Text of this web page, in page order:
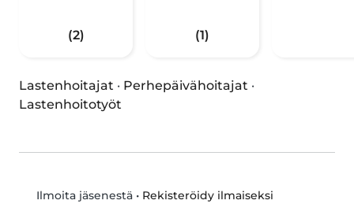
(2) (1)
Lastenhoitajat · Perhepäivähoitajat ·
Lastenhoitotyöt
Ilmoita jäsenestä• Rekisteröidy ilmaiseksi